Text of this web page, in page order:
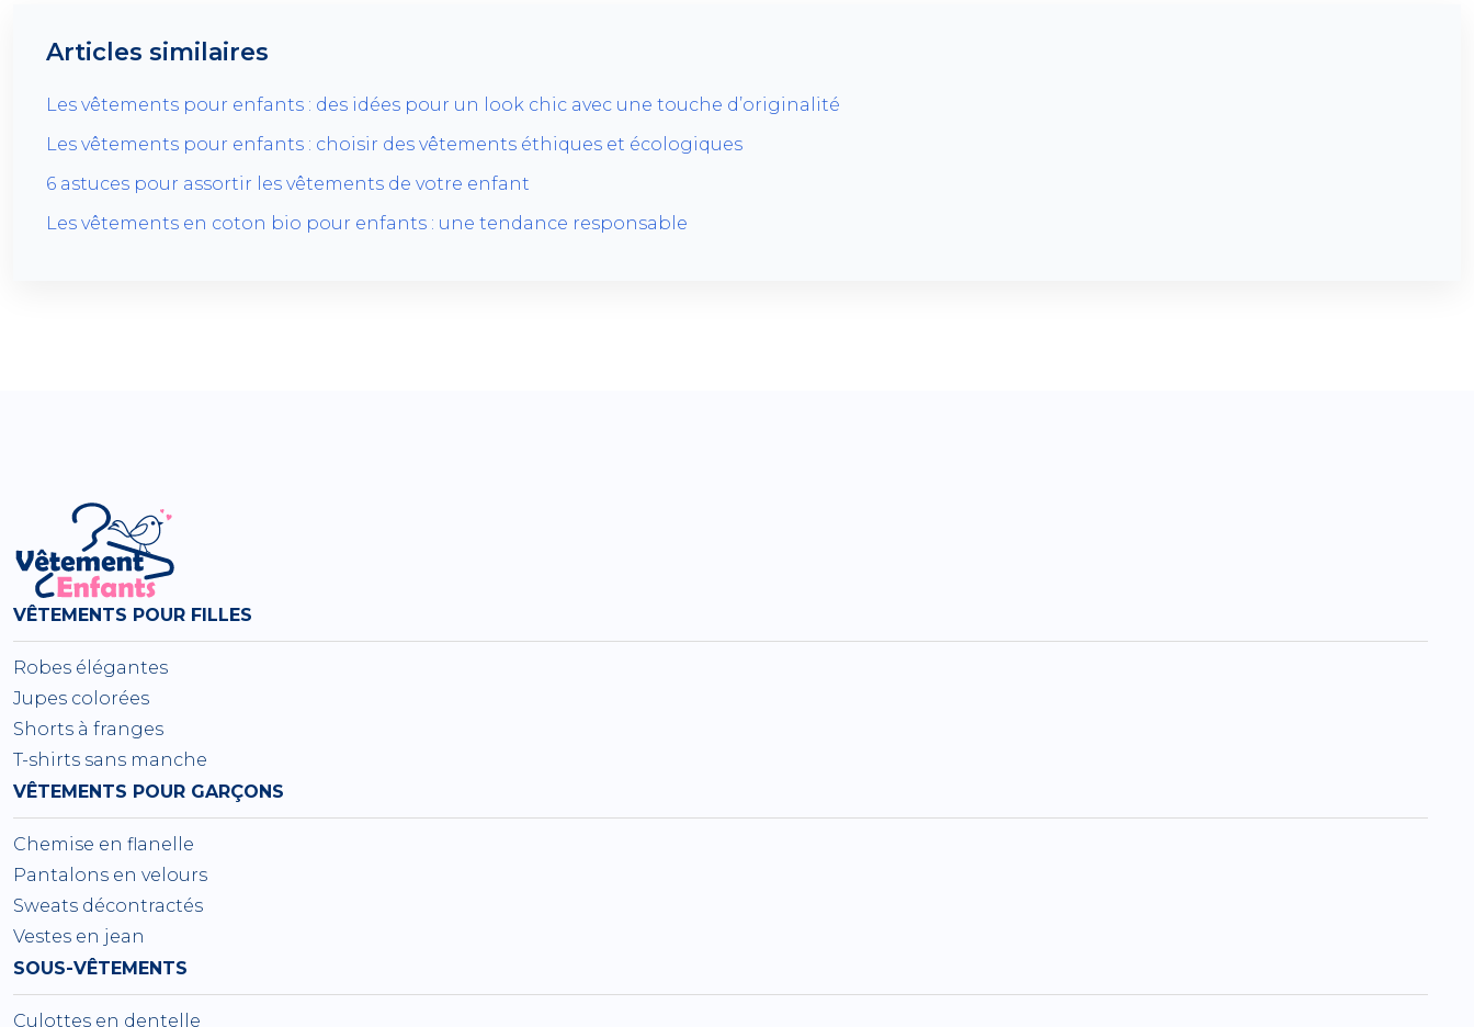
Articles similaires
Les vêtements pour enfants : des idées pour un look chic avec une touche d’originalité
Les vêtements pour enfants : choisir des vêtements éthiques et écologiques
6 astuces pour assortir les vêtements de votre enfant
Les vêtements en coton bio pour enfants : une tendance responsable
VÊTEMENTS POUR FILLES
Robes élégantes
Jupes colorées
Shorts à franges
T-shirts sans manche
VÊTEMENTS POUR GARÇONS
Chemise en flanelle
Pantalons en velours
Sweats décontractés
Vestes en jean
SOUS-VÊTEMENTS
Culottes en dentelle